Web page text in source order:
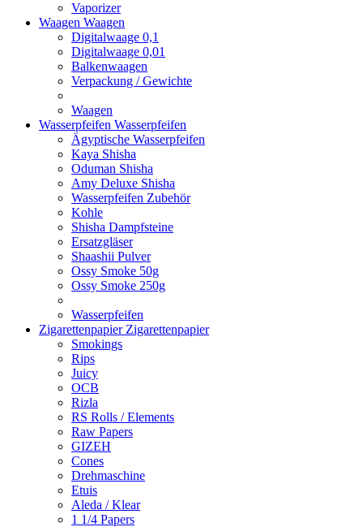
Vaporizer
Waagen Waagen
Digitalwaage 0,1
Digitalwaage 0,01
Balkenwaagen
Verpackung / Gewichte
Waagen
Wasserpfeifen Wasserpfeifen
Ägyptische Wasserpfeifen
Kaya Shisha
Oduman Shisha
Amy Deluxe Shisha
Wasserpfeifen Zubehör
Kohle
Shisha Dampfsteine
Ersatzgläser
Shaashii Pulver
Ossy Smoke 50g
Ossy Smoke 250g
Wasserpfeifen
Zigarettenpapier Zigarettenpapier
Smokings
Rips
Juicy
OCB
Rizla
RS Rolls / Elements
Raw Papers
GIZEH
Cones
Drehmaschine
Etuis
Aleda / Klear
1 1/4 Papers